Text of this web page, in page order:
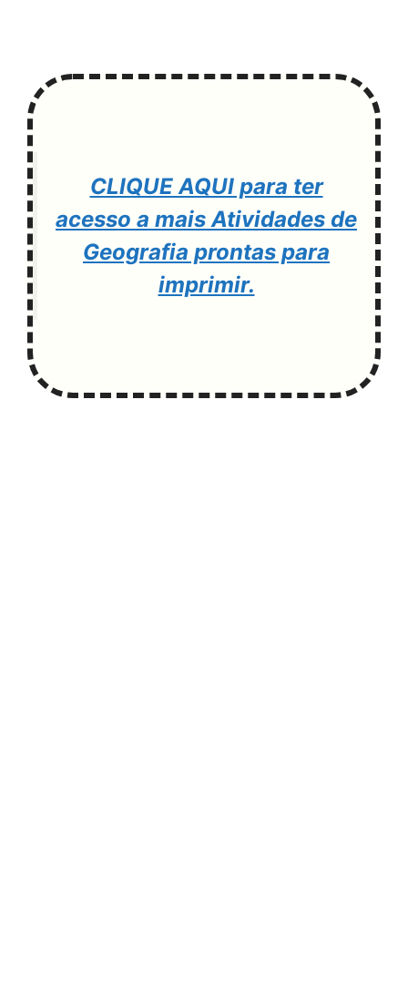
CLIQUE AQUI para ter
acesso a mais Atividades de
Geografia prontas para
imprimir.